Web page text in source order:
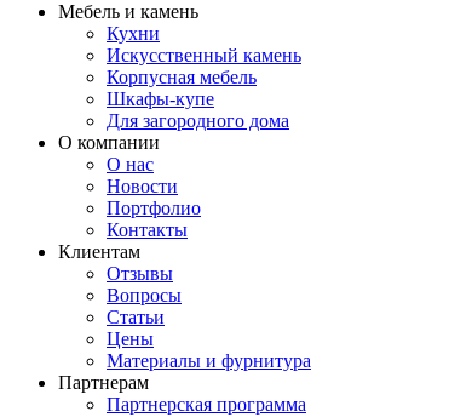
Мебель и камень
Кухни
Искусственный камень
Корпусная мебель
Шкафы-купе
Для загородного дома
О компании
О нас
Новости
Портфолио
Контакты
Клиентам
Отзывы
Вопросы
Статьи
Цены
Материалы и фурнитура
Партнерам
Партнерская программа